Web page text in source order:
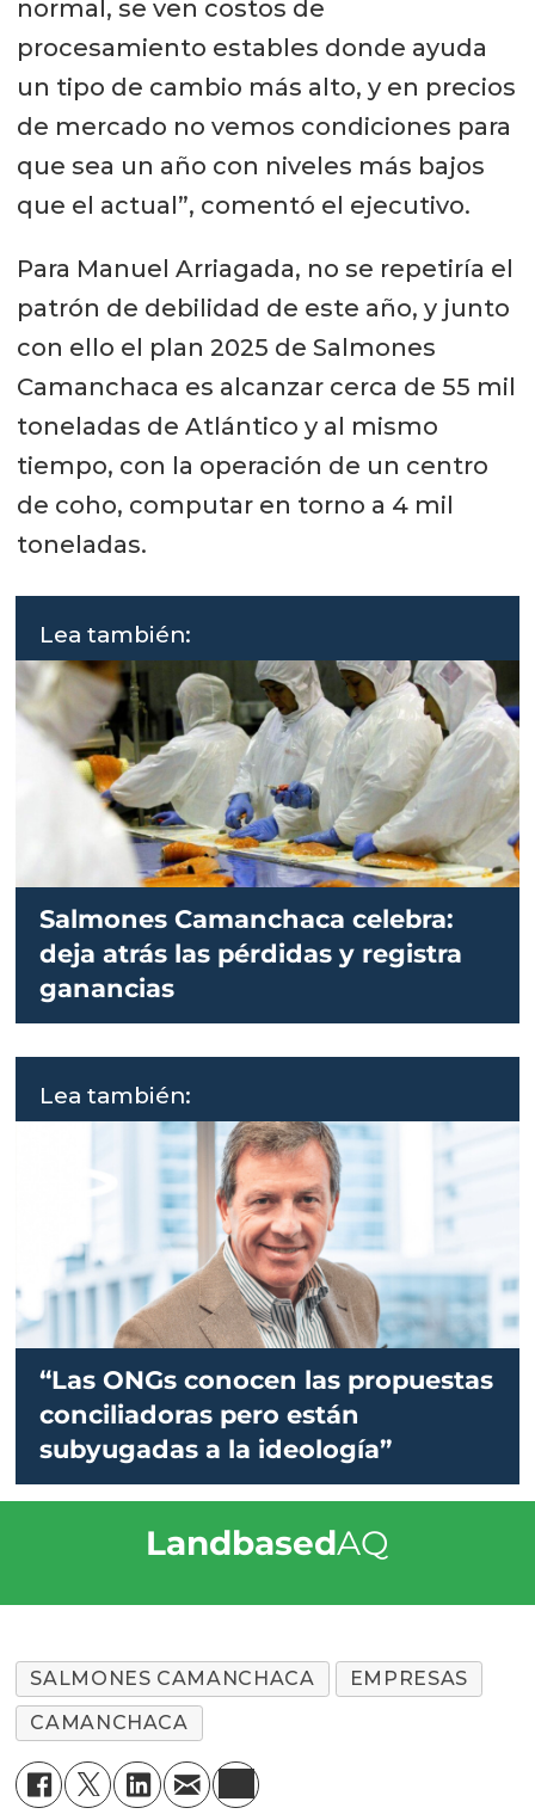
normal, se ven costos de
procesamiento estables donde ayuda
un tipo de cambio más alto, y en precios
de mercado no vemos condiciones para
que sea un año con niveles más bajos
que el actual”, comentó el ejecutivo.
Para Manuel Arriagada, no se repetiría el
patrón de debilidad de este año, y junto
con ello el plan 2025 de Salmones
Camanchaca es alcanzar cerca de 55 mil
toneladas de Atlántico y al mismo
tiempo, con la operación de un centro
de coho, computar en torno a 4 mil
toneladas.
Lea también:
Salmones Camanchaca celebra:
deja atrás las pérdidas y registra
ganancias
Lea también:
“Las ONGs conocen las propuestas
conciliadoras pero están
subyugadas a la ideología”
LandbasedAQ
SALMONES CAMANCHACA
EMPRESAS
CAMANCHACA